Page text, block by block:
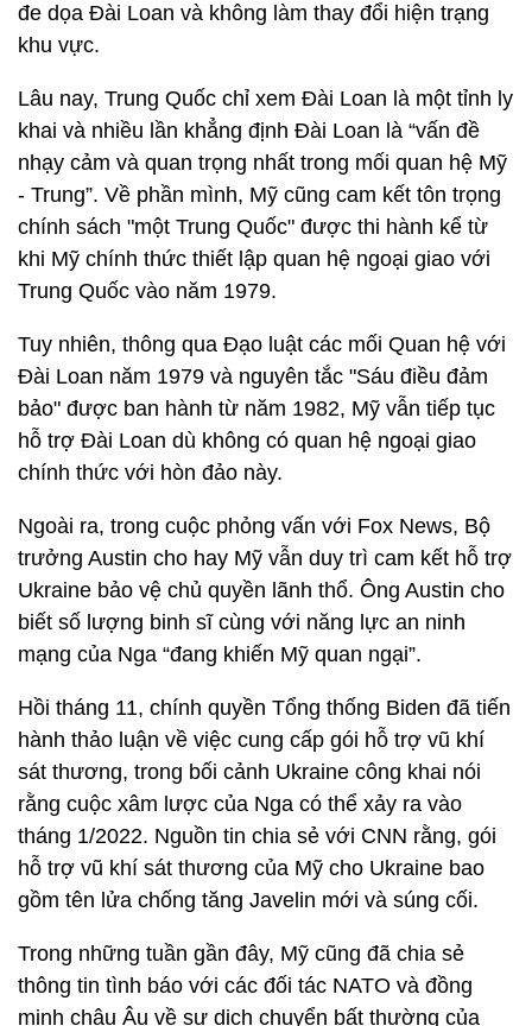
đe dọa Đài Loan và không làm thay đổi hiện trạng
khu vực.
Lâu nay, Trung Quốc chỉ xem Đài Loan là một tỉnh ly
khai và nhiều lần khẳng định Đài Loan là “vấn đề
nhạy cảm và quan trọng nhất trong mối quan hệ Mỹ
- Trung”. Về phần mình, Mỹ cũng cam kết tôn trọng
chính sách "một Trung Quốc" được thi hành kể từ
khi Mỹ chính thức thiết lập quan hệ ngoại giao với
Trung Quốc vào năm 1979.
Tuy nhiên, thông qua Đạo luật các mối Quan hệ với
Đài Loan năm 1979 và nguyên tắc "Sáu điều đảm
bảo" được ban hành từ năm 1982, Mỹ vẫn tiếp tục
hỗ trợ Đài Loan dù không có quan hệ ngoại giao
chính thức với hòn đảo này.
Ngoài ra, trong cuộc phỏng vấn với Fox News, Bộ
trưởng Austin cho hay Mỹ vẫn duy trì cam kết hỗ trợ
Ukraine bảo vệ chủ quyền lãnh thổ. Ông Austin cho
biết số lượng binh sĩ cùng với năng lực an ninh
mạng của Nga “đang khiến Mỹ quan ngại”.
Hồi tháng 11, chính quyền Tổng thống Biden đã tiến
hành thảo luận về việc cung cấp gói hỗ trợ vũ khí
sát thương, trong bối cảnh Ukraine công khai nói
rằng cuộc xâm lược của Nga có thể xảy ra vào
tháng 1/2022. Nguồn tin chia sẻ với CNN rằng, gói
hỗ trợ vũ khí sát thương của Mỹ cho Ukraine bao
gồm tên lửa chống tăng Javelin mới và súng cối.
Trong những tuần gần đây, Mỹ cũng đã chia sẻ
thông tin tình báo với các đối tác NATO và đồng
minh châu Âu về sự dịch chuyển bất thường của